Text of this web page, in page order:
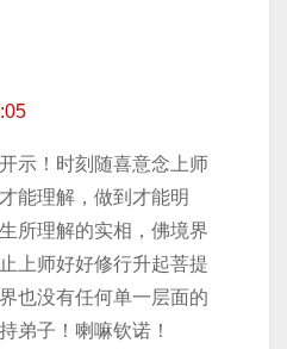
示！时刻随喜意念上师
能理解，做到才能明
所理解的实相，佛境界
上师好好修行升起菩提
也没有任何单一层面的
弟子！喇嘛钦诺！